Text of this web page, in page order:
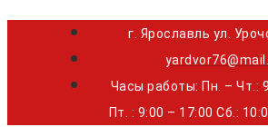
г. Ярославль ул.
Часы работы: Пн. – Чт.:
Пт. : 9:00 – 17:00 Сб.: